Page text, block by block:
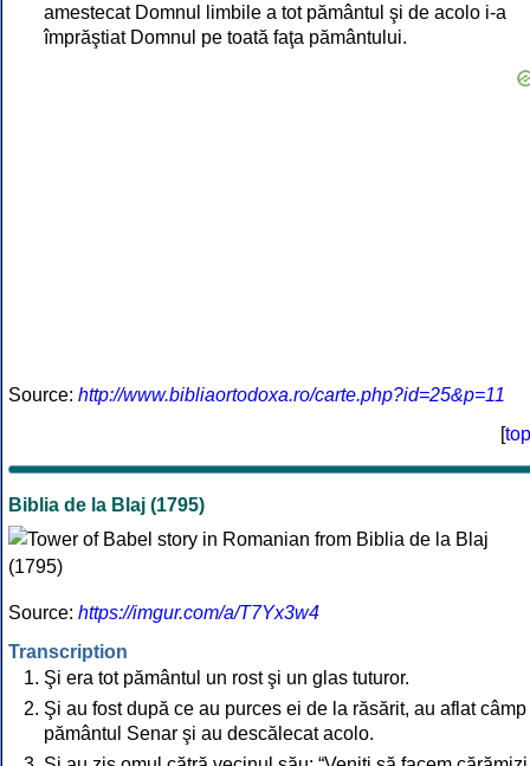
amestecat Domnul limbile a tot pământul şi de acolo i-a
împrăştiat Domnul pe toată faţa pământului.
Source: http://www.bibliaortodoxa.ro/carte.php?id=25&p=11
[top
Biblia de la Blaj (1795)
Source: https://imgur.com/a/T7Yx3w4
Transcription
Şi era tot pământul un rost şi un glas tuturor.
Şi au fost după ce au purces ei de la răsărit, au aflat
pământul Senar şi au descălecat acolo.